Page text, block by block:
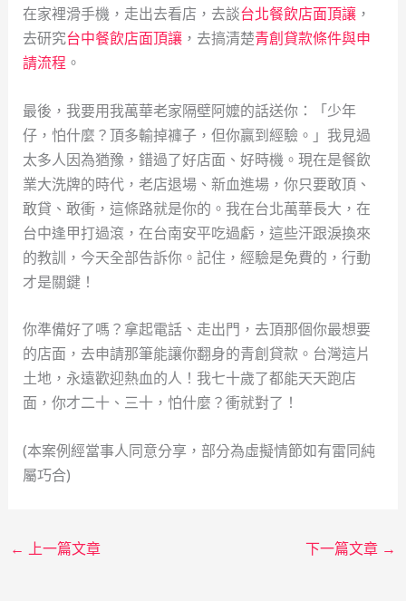
在家裡滑手機，走出去看店，去談台北餐飲店面頂讓，
去研究台中餐飲店面頂讓，去搞清楚青創貸款條件與申
請流程 。
最後，我要用我萬華老家隔壁阿嬤的話送你：「少年
仔，怕什麼？頂多輸掉褲子，但你贏到經驗。」我見過
太多人因為猶豫，錯過了好店面、好時機。現在是餐飲
業大洗牌的時代，老店退場、新血進場，你只要敢頂、
敢貸、敢衝，這條路就是你的。我在台北萬華長大，在
台中逢甲打過滾，在台南安平吃過虧，這些汗跟淚換來
的教訓，今天全部告訴你。記住，經驗是免費的，行動
才是關鍵！
你準備好了嗎？拿起電話、走出門，去頂那個你最想要
的店面，去申請那筆能讓你翻身的青創貸款。台灣這片
土地，永遠歡迎熱血的人！我七十歲了都能天天跑店
面，你才二十、三十，怕什麼？衝就對了！
(本案例經當事人同意分享，部分為虛擬情節如有雷同純
屬巧合)
← 上一篇文章 下一篇文章 →